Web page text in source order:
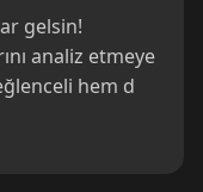
gelsin!
analiz etmeye
hem d